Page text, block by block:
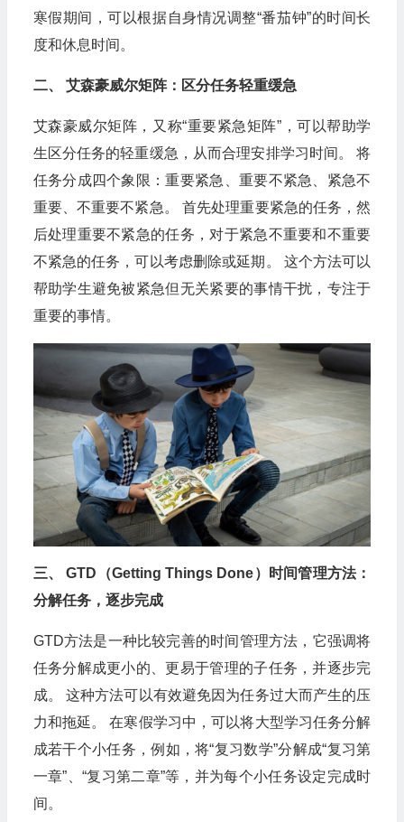
寒假期间，可以根据自身情况调整“番茄钟”的时间长
度和休息时间。
二、 艾森豪威尔矩阵：区分任务轻重缓急
艾森豪威尔矩阵，又称“重要紧急矩阵”，可以帮助学
生区分任务的轻重缓急，从而合理安排学习时间。 将
任务分成四个象限：重要紧急、重要不紧急、紧急不
重要、不重要不紧急。 首先处理重要紧急的任务，然
后处理重要不紧急的任务，对于紧急不重要和不重要
不紧急的任务，可以考虑删除或延期。 这个方法可以
帮助学生避免被紧急但无关紧要的事情干扰，专注于
重要的事情。
三、 GTD（Getting Things Done）时间管理方法：
分解任务，逐步完成
GTD方法是一种比较完善的时间管理方法，它强调将
任务分解成更小的、更易于管理的子任务，并逐步完
成。 这种方法可以有效避免因为任务过大而产生的压
力和拖延。 在寒假学习中，可以将大型学习任务分解
成若干个小任务，例如，将“复习数学”分解成“复习第
一章”、“复习第二章”等，并为每个小任务设定完成时
间。